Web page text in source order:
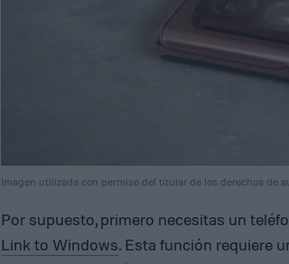
Imagen utilizada con permiso del titular de los derechos de
Por supuesto, primero necesitas un
Link to Windows. Esta función requiere